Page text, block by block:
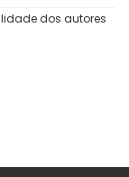
dos autores